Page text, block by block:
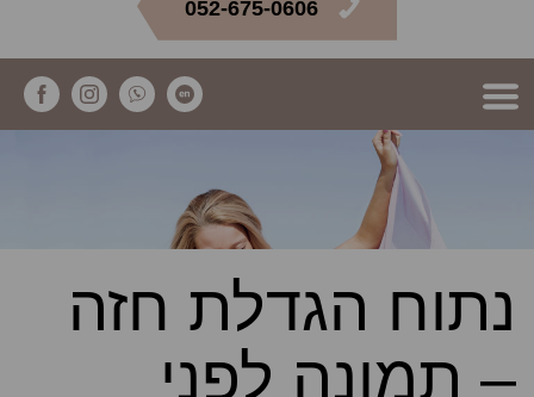
052-675-0606
נתוח הגדלת חזה
– תמונה לפני